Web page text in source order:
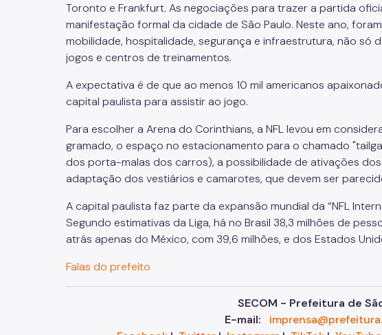
Toronto e Frankfurt. As negociações para trazer a partida
manifestação formal da cidade de São Paulo. Neste ano,
mobilidade, hospitalidade, segurança e infraestrutura, não só
jogos e centros de treinamentos.
A expectativa é de que ao menos 10 mil americanos
capital paulista para assistir ao jogo.
Para escolher a Arena do Corinthians, a NFLlevou em
gramado, o espaço no estacionamento para o chamado "
dos porta-malas dos carros), a possibilidade de ativações
adaptação dos vestiários e camarotes, que devem ser
A capital paulista faz parte da expansão mundial da “NFL
Segundo estimativas da Liga, há no Brasil 38,3 milhões de
atrás apenas do México, com 39,6 milhões, e dos Estados
Falas do prefeito
SECOM - Prefeitura de
E-mail: